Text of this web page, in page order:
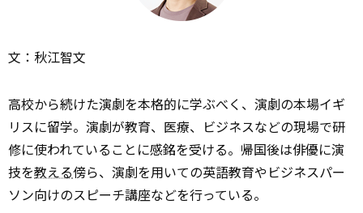
文：秋江智文
高校から続けた演劇を本格的に学ぶべく、演劇の本場イギ
リスに留学。演劇が教育、医療、ビジネスなどの現場で研
修に使われていることに感銘を受ける。帰国後は俳優に演
技を教える傍ら、演劇を用いての英語教育やビジネスパー
ソン向けのスピーチ講座などを行っている。